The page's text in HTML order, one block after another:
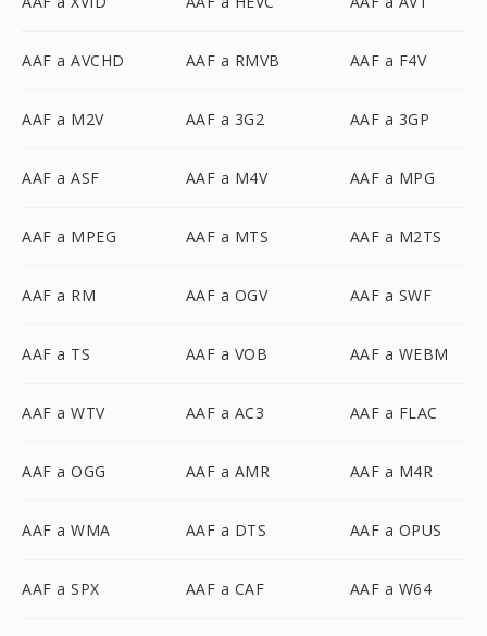
AAF a AVCHD AAF a RMVB AAF a F4V
AAF a M2V AAF a 3G2 AAF a 3GP
AAF a ASF AAF a M4V AAF a MPG
AAF a MPEG AAF a MTS AAF a M2TS
AAF a RM AAF a OGV AAF a SWF
AAF a TS AAF a VOB AAF a WEBM
AAF a WTV AAF a AC3 AAF a FLAC
AAF a OGG AAF a AMR AAF a M4R
AAF a WMA AAF a DTS AAF a OPUS
AAF a SPX AAF a CAF AAF a W64